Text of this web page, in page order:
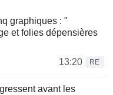
graphiques : "
et folies dépensières
13:20
RE
avant les